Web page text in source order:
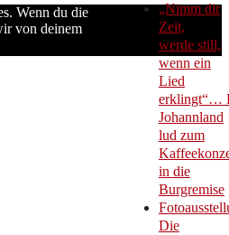
„Nimm dir
Zeit,
werde still,
wenn ein
Lied
erklingt“…
Johannland
lud zum
in die
Burgremise
Die
Wenn du die
von deinem